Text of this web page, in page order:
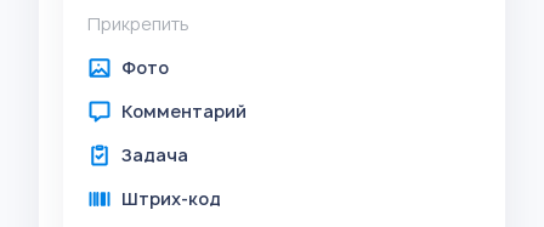
Прикрепить
Фото
Комментарий
Задача
Штрих-код